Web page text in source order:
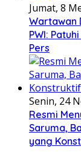
Jumat, 8
Wartawan
PWI:
Pers
Senin, 24
Resmi
Saruma,
yang